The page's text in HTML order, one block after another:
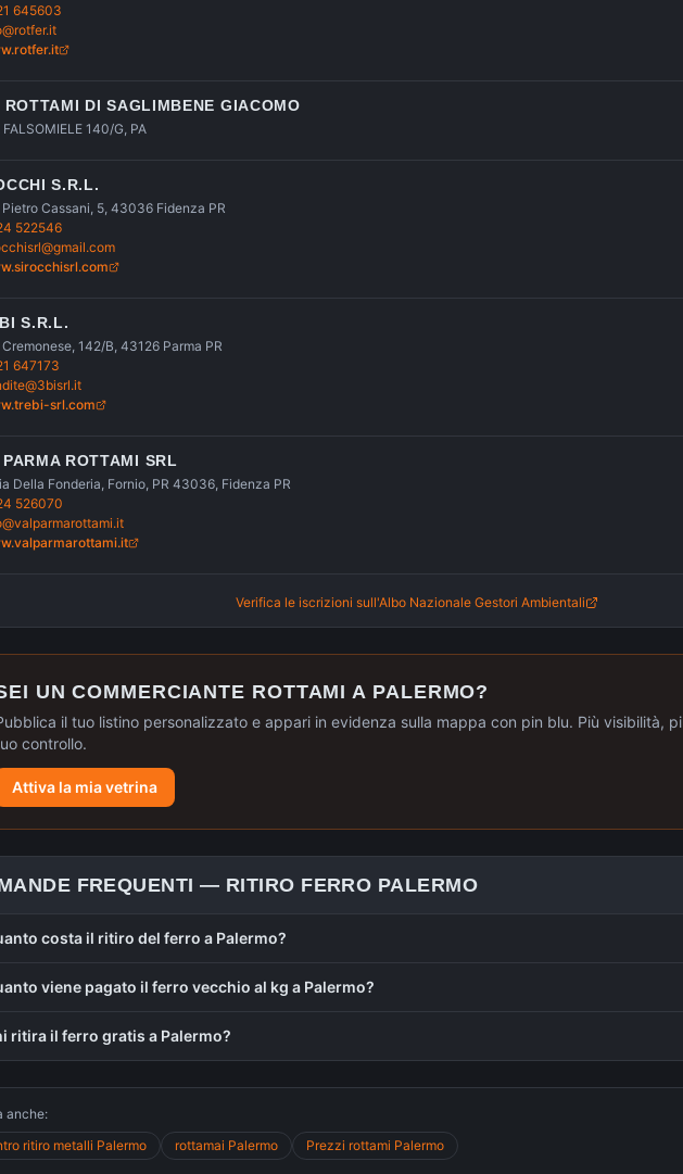
645603
ROTTAMI DI SAGLIMBENE GIACOMO
FALSOMIELE 140/G, PA
S.R.L.
Cassani, 5, 43036 Fidenza PR
522546
S.R.L.
142/B, 43126 Parma PR
647173
srl.com
ROTTAMI SRL
Della Fonderia, Fornio, PR 43036, Fidenza PR
526070
Verifica le iscrizioni sull'Albo Nazionale Gestori Ambientali
UN COMMERCIANTE ROTTAMI A PALERMO?
il tuo listino personalizzato e appari in evidenza sulla mappa con pin blu. Più visibilità,
controllo.
Attiva la mia vetrina
FREQUENTI — RITIRO FERRO PALERMO
costa il ritiro del ferro a Palermo?
viene pagato il ferro vecchio al kg a Palermo?
ritira il ferro gratis a Palermo?
anche:
ritiro metalli Palermo rottamai Palermo Prezzi rottami Palermo